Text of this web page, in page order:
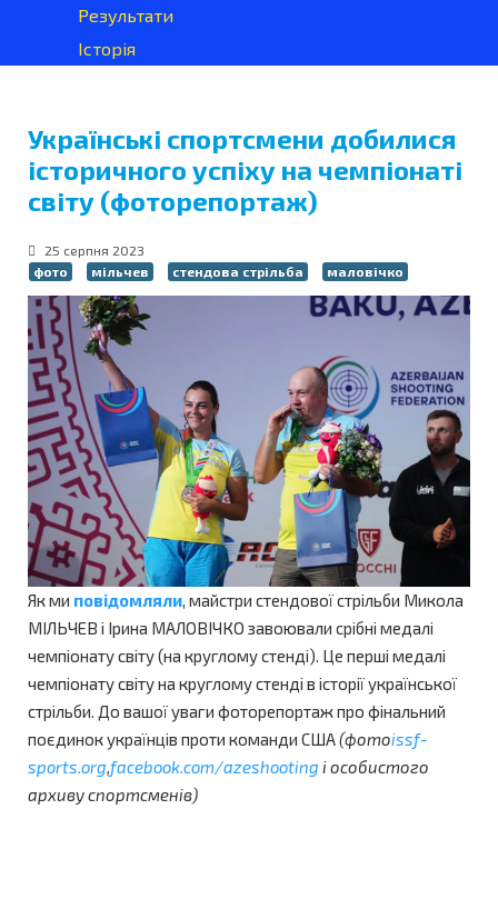
Результати
Історія
Українські спортсмени добилися
історичного успіху на чемпіонаті
світу (фоторепортаж)
25 серпня 2023
фото
мільчев стендова стрільба маловічко
Як ми повідомляли, майстри стендової стрільби Микола
МІЛЬЧЕВ і Ірина МАЛОВІЧКО завоювали срібні медалі
чемпіонату світу (на круглому стенді). Це перші медалі
чемпіонату світу на круглому стенді в історії української
стрільби. До вашої уваги фоторепортаж про фінальний
поєдинок українців проти команди США(фотоissf-
sports.org,facebook.com/azeshooting і особистого
архиву спортсменів)